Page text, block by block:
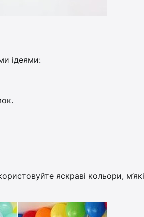
ідеями:
яскраві кольори, м’які